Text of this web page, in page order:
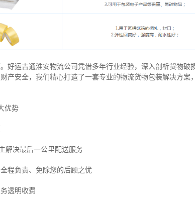
好运吉通淮安物流公司凭借多年行业经验，深入剖析货物破
产安全，我们精心打造了一套专业的物流货物包装解决方案
优势
解决最后一公里配送服务
程负责、免除您的后顾之忧
透明收费